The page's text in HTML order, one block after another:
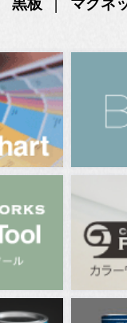
黒板 マグネ